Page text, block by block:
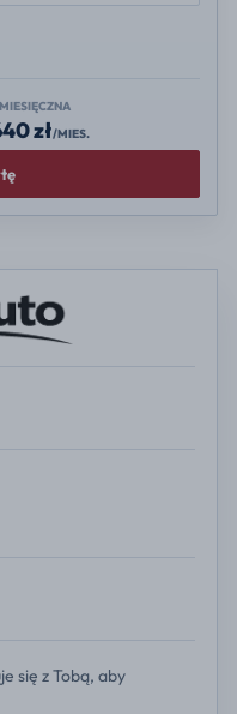
zł/MIES.
się z Tobą, aby